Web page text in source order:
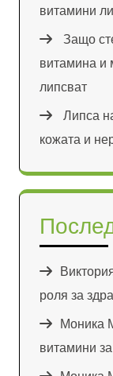
витамини
Защо
витамина и
липсват
Липса
кожата и
роля за
Моника
витамини